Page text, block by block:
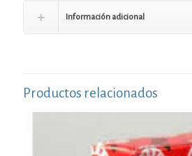
Información adicional
Productos relacionados